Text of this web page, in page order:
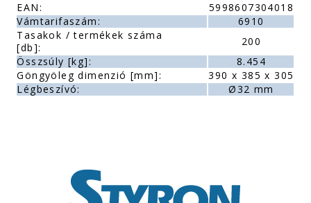
EAN:
5998607304018
Vámtarifaszám:
6910
Tasakok / termékek száma
[db]:
200
Összsúly [kg]:
8.454
Göngyöleg dimenzió [mm]:
390 x 385 x 305
Légbeszívó:
Ø32 mm